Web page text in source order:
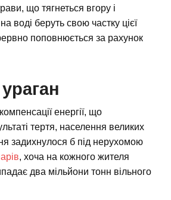
що тягнеться вгору і
воді беруть свою частку цієї
поповнюється за рахунок
енергії, що
тертя, населення великих
задихнулося б під нерухомою
, хоча на кожного жителя
два мільйони тонн вільного